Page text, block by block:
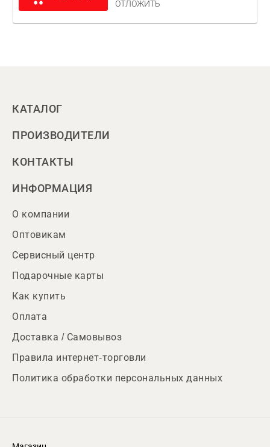
ОТЛОЖИТЬ
КАТАЛОГ
ПРОИЗВОДИТЕЛИ
КОНТАКТЫ
ИНФОРМАЦИЯ
О компании
Оптовикам
Сервисный центр
Подарочные карты
Как купить
Оплата
Доставка / Самовывоз
Правила интернет-торговли
Политика обработки персональных данных